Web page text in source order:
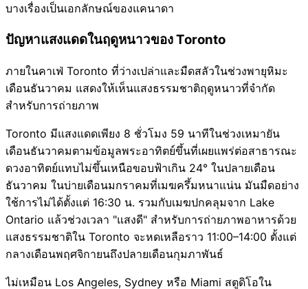
บางเรื่องเป็นเอกลักษณ์ของแคนาดา
ปัญหาแสงแดดในฤดูหนาวของ Toronto
ภายในคาเฟ่ Toronto ที่ว่างเปล่าและมืดสลัวในช่วงพายุหิมะ
เดือนธันวาคม แสดงให้เห็นแสงธรรมชาติฤดูหนาวที่จำกัด
สำหรับการถ่ายภาพ
Toronto มีแสงแดดเพียง 8 ชั่วโมง 59 นาทีในช่วงเหมายัน
เดือนธันวาคมตามข้อมูลพระอาทิตย์ขึ้นที่เผยแพร่ต่อสาธารณะ
ดวงอาทิตย์แทบไม่ขึ้นเหนือขอบฟ้าเกิน 24° ในปลายเดือน
ธันวาคม ในบ่ายเดือนมกราคมที่เมฆครึ้มหนาแน่น มันมืดอย่าง
ใช้การไม่ได้ตั้งแต่ 16:30 น. รวมกับเมฆปกคลุมจาก Lake
Ontario แล้วช่วงเวลา "แสงดี" สำหรับการถ่ายภาพอาหารด้วย
แสงธรรมชาติใน Toronto จะหดเหลือราว 11:00–14:00 ตั้งแต่
กลางเดือนพฤศจิกายนถึงปลายเดือนกุมภาพันธ์
ไม่เหมือน Los Angeles, Sydney หรือ Miami สตูดิโอใน